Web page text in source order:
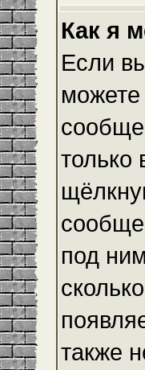
Как я
Если
можете
только
под
также